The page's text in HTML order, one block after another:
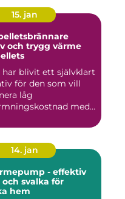
15. jan
och trygg värme
har blivit ett självklart
för den som vill
låg
med
14. jan
- effektiv
svalka för
hem